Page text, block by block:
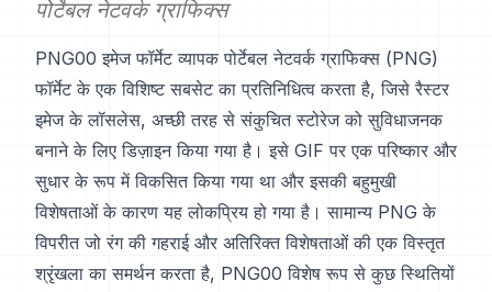
पोर्टेबल नेटवर्क ग्राफिक्स
PNG00 इमेज फॉर्मेट व्यापक पोर्टेबल नेटवर्क ग्राफिक्स (PNG)
फॉर्मेट के एक विशिष्ट सबसेट का प्रतिनिधित्व करता है, जिसे रैस्टर
इमेज के लॉसलेस, अच्छी तरह से संकुचित स्टोरेज को सुविधाजनक
बनाने के लिए डिज़ाइन किया गया है। इसे GIF पर एक परिष्कार और
सुधार के रूप में विकसित किया गया था और इसकी बहुमुखी
विशेषताओं के कारण यह लोकप्रिय हो गया है। सामान्य PNG के
विपरीत जो रंग की गहराई और अतिरिक्त विशेषताओं की एक विस्तृत
श्रृंखला का समर्थन करता है, PNG00 विशेष रूप से कुछ स्थितियों